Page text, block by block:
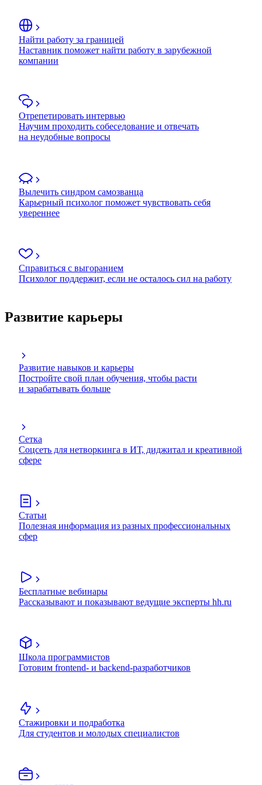
Найти работу за границей
Наставник поможет найти работу в зарубежной
компании
Отрепетировать интервью
Научим проходить собеседование и отвечать
на неудобные вопросы
Вылечить синдром самозванца
Карьерный психолог поможет чувствовать себя
увереннее
Справиться с выгоранием
Психолог поддержит, если не осталось сил на работу
Развитие карьеры
Развитие навыков и карьеры
Постройте свой план обучения, чтобы расти
и зарабатывать больше
Сетка
Соцсеть для нетворкинга в ИТ, диджитал и креативной
сфере
Статьи
Полезная информация из разных профессиональных
сфер
Бесплатные вебинары
Рассказывают и показывают ведущие эксперты hh.ru
Школа программистов
Готовим frontend- и backend-разработчиков
Стажировки и подработка
Для студентов и молодых специалистов